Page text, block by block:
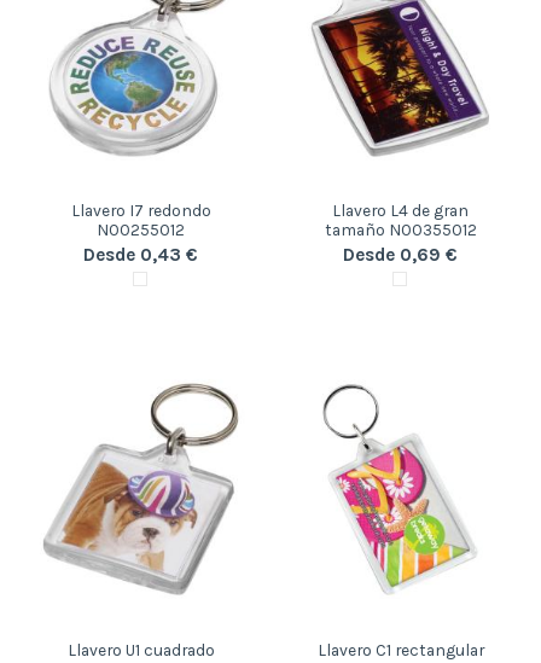
Llavero I7 redondo
N00255012
Desde 0,43 €
Llavero L4 de gran
tamaño N00355012
Desde 0,69 €
Llavero U1 cuadrado
Llavero C1 rectangular